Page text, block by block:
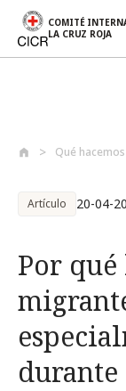
COMITÉ
LA CRUZ ROJA
Qué hacemos
Artículo 20-04-
Por qué
durante